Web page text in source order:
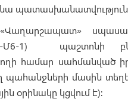
պատասխանատվություն
Մ6-1) պաշտոնի
համար սահմանված
պահանջների մասին
օրինակը կցվում է)։